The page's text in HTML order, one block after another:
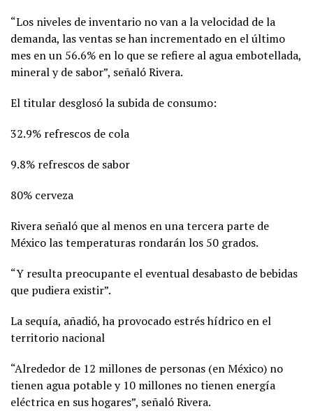
“Los niveles de inventario no van a la velocidad de la
demanda, las ventas se han incrementado en el último
mes en un 56.6% en lo que se refiere al agua embotellada,
mineral y de sabor”, señaló Rivera.
El titular desglosó la subida de consumo:
32.9% refrescos de cola
9.8% refrescos de sabor
80% cerveza
Rivera señaló que al menos en una tercera parte de
México las temperaturas rondarán los 50 grados.
“Y resulta preocupante el eventual desabasto de bebidas
que pudiera existir”.
La sequía, añadió, ha provocado estrés hídrico en el
territorio nacional
“Alrededor de 12 millones de personas (en México) no
tienen agua potable y 10 millones no tienen energía
eléctrica en sus hogares”, señaló Rivera.